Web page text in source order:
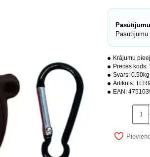
Krājumu
Preces kods:
Svars: 0.50kg
Artikuls:
EAN: